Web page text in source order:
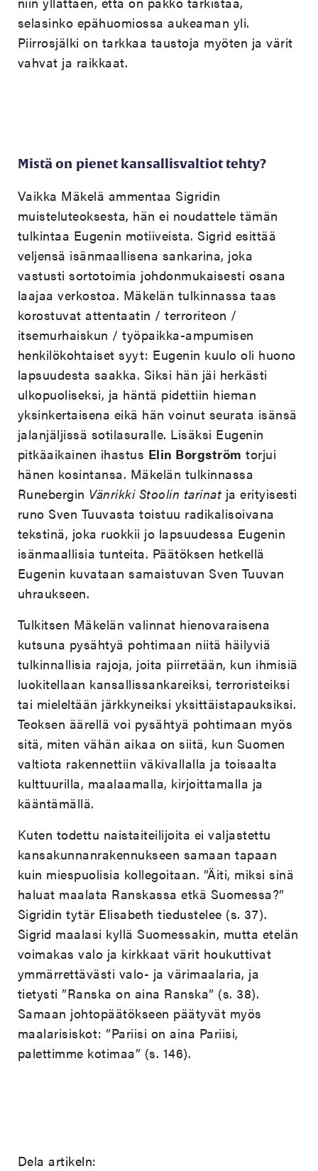
selasinko epähuomiossa aukeaman yli.
Piirrosjälki on tarkkaa taustoja myöten ja värit
vahvat ja raikkaat.
Mistä on pienet kansallisvaltiot tehty?
Vaikka Mäkelä ammentaa Sigridin
muisteluteoksesta, hän ei noudattele tämän
tulkintaa Eugenin motiiveista. Sigrid esittää
veljensä isänmaallisena sankarina, joka
vastusti sortotoimia johdonmukaisesti osana
laajaa verkostoa. Mäkelän tulkinnassa taas
korostuvat attentaatin / terroriteon /
itsemurhaiskun / työpaikka-ampumisen
henkilökohtaiset syyt: Eugenin kuulo oli huono
lapsuudesta saakka. Siksi hän jäi herkästi
ulkopuoliseksi, ja häntä pidettiin hieman
yksinkertaisena eikä hän voinut seurata isänsä
jalanjäljissä sotilasuralle. Lisäksi Eugenin
pitkäaikainen ihastus Elin Borgström torjui
hänen kosintansa. Mäkelän tulkinnassa
Runebergin Vänrikki Stoolin tarinat ja erityisesti
runo Sven Tuuvasta toistuu radikalisoivana
tekstinä, joka ruokkii jo lapsuudessa Eugenin
isänmaallisia tunteita. Päätöksen hetkellä
Eugenin kuvataan samaistuvan Sven Tuuvan
uhraukseen.
Tulkitsen Mäkelän valinnat hienovaraisena
kutsuna pysähtyä pohtimaan niitä häilyviä
tulkinnallisia rajoja, joita piirretään, kun ihmisiä
luokitellaan kansallissankareiksi, terroristeiksi
tai mieleltään järkkyneiksi yksittäistapauksiksi.
Teoksen äärellä voi pysähtyä pohtimaan myös
sitä, miten vähän aikaa on siitä, kun Suomen
valtiota rakennettiin väkivallalla ja toisaalta
kulttuurilla, maalaamalla, kirjoittamalla ja
kääntämällä.
Kuten todettu naistaiteilijoita ei valjastettu
kansakunnanrakennukseen samaan tapaan
kuin miespuolisia kollegoitaan. ”Äiti, miksi sinä
haluat maalata Ranskassa etkä Suomessa?”
Sigridin tytär Elisabeth tiedustelee (s. 37).
Sigrid maalasi kyllä Suomessakin, mutta etelän
voimakas valo ja kirkkaat värit houkuttivat
ymmärrettävästi valo- ja värimaalaria, ja
tietysti ”Ranska on aina Ranska” (s. 38).
Samaan johtopäätökseen päätyvät myös
maalarisiskot: ”Pariisi on aina Pariisi,
palettimme kotimaa” (s. 146).
Dela artikeln: